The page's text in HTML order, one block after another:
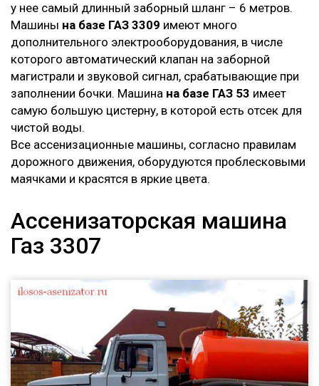
у нее самый длинный заборный шланг – 6 метров.
Машины на базе ГАЗ 3309 имеют много
дополнительного электрооборудования, в числе
которого автоматический клапан на заборной
магистрали и звуковой сигнал, срабатывающие при
заполнении бочки. Машина на базе ГАЗ 53 имеет
самую большую цистерну, в которой есть отсек для
чистой воды.
Все ассенизационные машины, согласно правилам
дорожного движения, оборудуются проблесковыми
маячками и красятся в яркие цвета.
Ассенизаторская машина
Газ 3307